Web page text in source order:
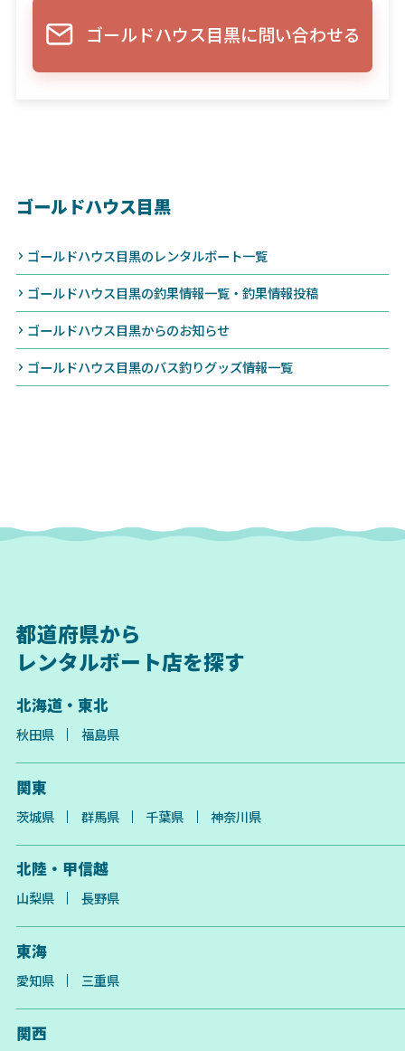
ゴールドハウス目黒に問い合わせる
ゴールドハウス目黒
ゴールドハウス目黒のレンタルボート一覧
ゴールドハウス目黒の釣果情報一覧・釣果情報投稿
ゴールドハウス目黒からのお知らせ
ゴールドハウス目黒のバス釣りグッズ情報一覧
都道府県から
レンタルボート店を探す
北海道・東北
秋田県 福島県
関東
茨城県 群馬県 千葉県 神奈川県
北陸・甲信越
山梨県 長野県
東海
愛知県 三重県
関西